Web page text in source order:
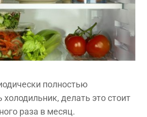
полностью
холодильник, делать это стоит
раза в месяц.